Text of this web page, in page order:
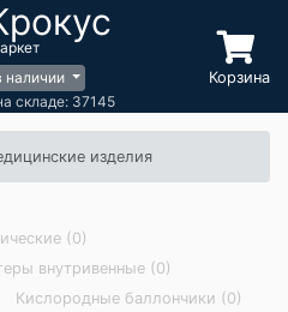
наличии
складе: 37145
Корзина
изделия
(0)
внутривенные (0)
Кислородные баллончики (0)